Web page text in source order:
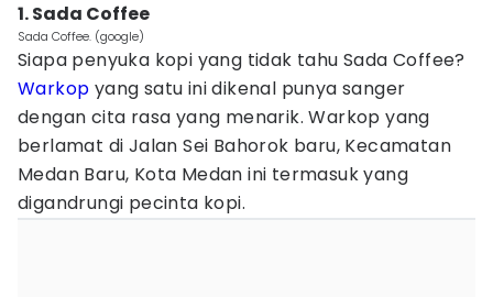
1. Sada Coffee
Sada Coffee. (google)
Siapa penyuka kopi yang tidak tahu Sada Coffee?
Warkop yang satu ini dikenal punya sanger
dengan cita rasa yang menarik. Warkop yang
berlamat di Jalan Sei Bahorok baru, Kecamatan
Medan Baru, Kota Medan ini termasuk yang
digandrungi pecinta kopi.